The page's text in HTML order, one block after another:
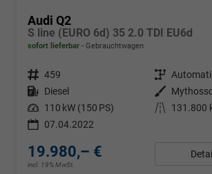
Audi Q2
S line (EURO 6d) 35 2.0 TDI EU6d
sofort lieferbar Gebrauchtwagen
Fahrzeugnr. 459 Getriebe
Kraftstoff Diesel Außenfarbe
Leistung 110 kW (150 PS) Kilometerstand
131.800
07.04.2022
19.980,– €
incl. 19% MwSt.